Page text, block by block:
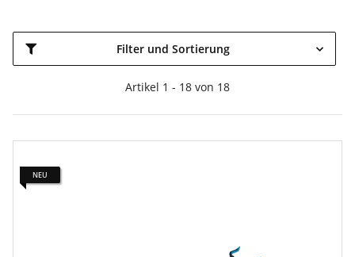
Filter und Sortierung
Artikel 1 - 18 von 18
NEU